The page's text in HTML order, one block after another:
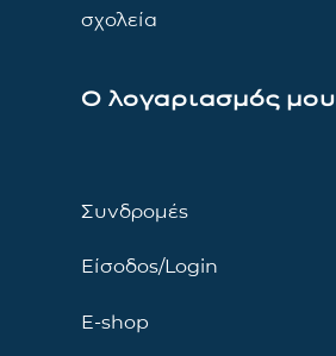
σχολεία
Ο λογαριασμός μου
Συνδρομές
Είσοδος/Login
E-shop